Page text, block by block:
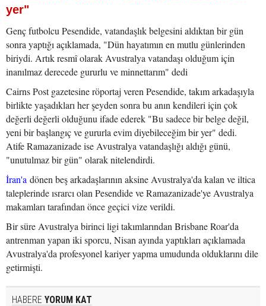
yer"
Genç futbolcu Pesendide, vatandaşlık belgesini aldıktan bir gün
sonra yaptığı açıklamada, "Dün hayatımın en mutlu günlerinden
biriydi. Artık resmî olarak Avustralya vatandaşı olduğum için
inanılmaz derecede gururlu ve minnettarım" dedi
Cairns Post gazetesine röportaj veren Pesendide, takım arkadaşıyla
birlikte yaşadıkları her şeyden sonra bu anın kendileri için çok
değerli değerli olduğunu ifade ederek "Bu sadece bir belge değil,
yeni bir başlangıç ve gururla evim diyebileceğim bir yer" dedi.
Atife Ramazanizade ise Avustralya vatandaşlığı aldığı günü,
"unutulmaz bir gün" olarak nitelendirdi.
İran'a dönen beş arkadaşlarının aksine Avustralya'da kalan ve iltica
taleplerinde ısrarcı olan Pesendide ve Ramazanizade'ye Avustralya
makamları tarafından önce geçici vize verildi.
Bir süre Avustralya birinci ligi takımlarından Brisbane Roar'da
antrenman yapan iki sporcu, Nisan ayında yaptıkları açıklamada
Avustralya'da profesyonel kariyer yapma umudunda olduklarını dile
getirmişti.
HABERE YORUM KAT